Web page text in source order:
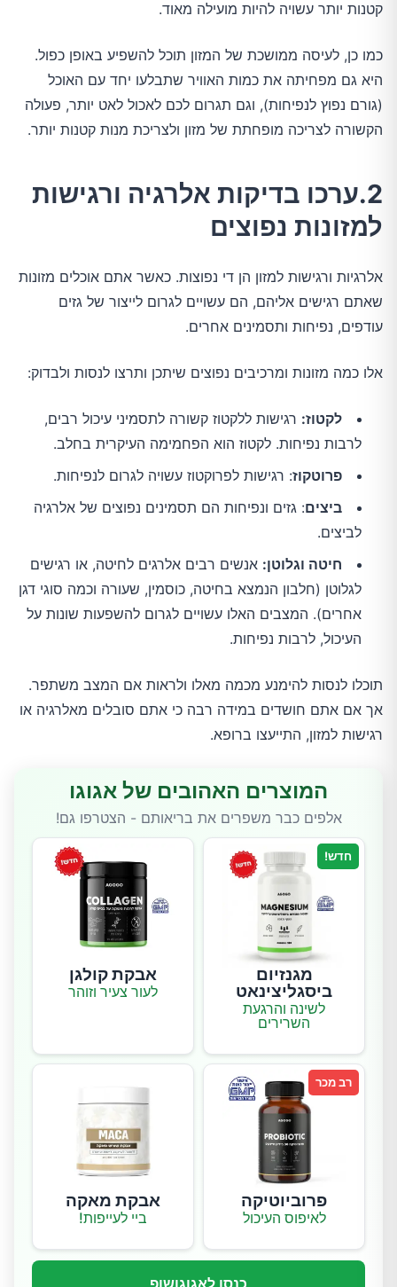
קטנות יותר עשויה להיות מועילה מאוד.
כמו כן, לעיסה ממושכת של המזון תוכל להשפיע באופן כפול.
היא גם מפחיתה את כמות האוויר שתבלעו יחד עם האוכל
(גורם נפוץ לנפיחות), וגם תגרום לכם לאכול לאט יותר, פעולה
הקשורה לצריכה מופחתת של מזון ולצריכת מנות קטנות יותר.
2.ערכו בדיקות אלרגיה ורגישות
למזונות נפוצים
אלרגיות ורגישות למזון הן די נפוצות. כאשר אתם אוכלים מזונות
שאתם רגישים אליהם, הם עשויים לגרום לייצור של גזים
עודפים, נפיחות ותסמינים אחרים.
אלו כמה מזונות ומרכיבים נפוצים שיתכן ותרצו לנסות ולבדוק:
לקטוז: רגישות ללקטוז קשורה לתסמיני עיכול רבים,
לרבות נפיחות. לקטוז הוא הפחמימה העיקרית בחלב.
פרוטקוז: רגישות לפרוקטוז עשויה לגרום לנפיחות.
ביצים: גזים ונפיחות הם תסמינים נפוצים של אלרגיה
לביצים.
חיטה וגלוטן: אנשים רבים אלרגים לחיטה, או רגישים
לגלוטן (חלבון הנמצא בחיטה, כוסמין, שעורה וכמה סוגי דגן
אחרים). המצבים האלו עשויים לגרום להשפעות שונות על
העיכול, לרבות נפיחות.
תוכלו לנסות להימנע מכמה מאלו ולראות אם המצב משתפר.
אך אם אתם חושדים במידה רבה כי אתם סובלים מאלרגיה או
רגישות למזון, התייעצו ברופא.
המוצרים האהובים של אגוגו
אלפים כבר משפרים את בריאותם - הצטרפו גם!
חדש!
מגנזיום
ביסגליצינאט
לשינה והרגעת
השרירים
אבקת קולגן
לעור צעיר וזוהר
רב מכר
פרוביוטיקה
לאיפוס העיכול
אבקת מאקה
ביי לעייפות!
כנסו לאגוגושופ